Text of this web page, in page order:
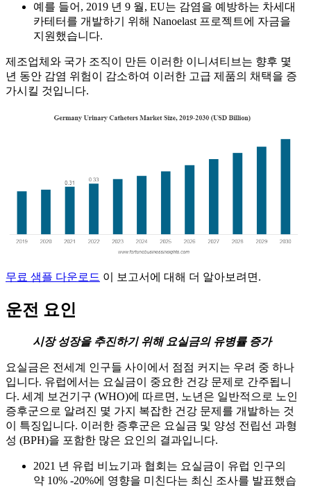
예를 들어, 2019 년 9 월, EU는 감염을 예방하는 차세대
카테터를 개발하기 위해 Nanoelast 프로젝트에 자금을
지원했습니다.
제조업체와 국가 조직이 만든 이러한 이니셔티브는 향후 몇
년 동안 감염 위험이 감소하여 이러한 고급 제품의 채택을 증
가시킬 것입니다.
무료 샘플 다운로드 이 보고서에 대해 더 알아보려면.
운전 요인
시장 성장을 추진하기 위해 요실금의 유병률 증가
요실금은 전세계 인구들 사이에서 점점 커지는 우려 중 하나
입니다. 유럽에서는 요실금이 중요한 건강 문제로 간주됩니
다. 세계 보건기구 (WHO)에 따르면, 노년은 일반적으로 노인
증후군으로 알려진 몇 가지 복잡한 건강 문제를 개발하는 것
이 특징입니다. 이러한 증후군은 요실금 및 양성 전립선 과형
성 (BPH)을 포함한 많은 요인의 결과입니다.
2021 년 유럽 비뇨기과 협회는 요실금이 유럽 인구의
약 10% -20%에 영향을 미친다는 최신 조사를 발표했습